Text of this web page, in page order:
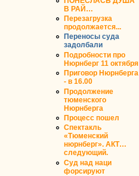
В РАЙ…
Перезагрузка
продолжается...
Переносы суда
задолбали
Подробности про
Нюрнберг 11 октября
Приговор Нюрнберга
- в 16.00
Продолжение
тюменского
Нюрнберга
Процесс пошел
Спектакль
«Тюменский
нюрнберг». АКТ…
следующий.
Суд над наци
форсируют